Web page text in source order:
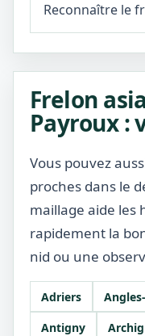
Reconnaître le
Frelon
Payroux :
Vous pouvez
proches dans le
maillage aide les
rapidement la
nid ou une
Adriers
Antigny